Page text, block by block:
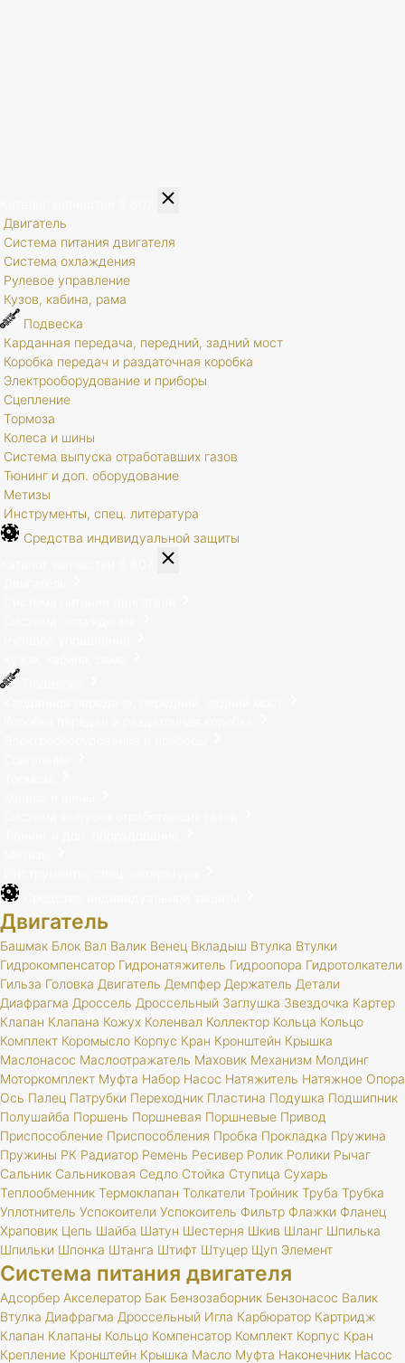
Двигатель
Система питания двигателя
Система охлаждения
Рулевое управление
Кузов, кабина, рама
Подвеска
Карданная передача, передний, задний мост
Коробка передач и раздаточная коробка
Электрооборудование и приборы
Сцепление
Тормоза
Колеса и шины
Система выпуска отработавших газов
Тюнинг и доп. оборудование
Метизы
Инструменты, спец. литература
Средства индивидуальной защиты
Двигатель
Башмак Блок Вал Валик Венец Вкладыш Втулка Втулки
Гидрокомпенсатор Гидронатяжитель Гидроопора Гидротолкатели
Гильза Головка Двигатель Демпфер Держатель Детали
Диафрагма Дроссель Дроссельный Заглушка Звездочка Картер
Клапан Клапана Кожух Коленвал Коллектор Кольца Кольцо
Комплект Коромысло Корпус Кран Кронштейн Крышка
Маслонасос Маслоотражатель Маховик Механизм Молдинг
Моторкомплект Муфта Набор Насос Натяжитель Натяжное Опора
Ось Палец Патрубки Переходник Пластина Подушка Подшипник
Полушайба Поршень Поршневая Поршневые Привод
Приспособление Приспособления Пробка Прокладка Пружина
Пружины РК Радиатор Ремень Ресивер Ролик Ролики Рычаг
Сальник Сальниковая Седло Стойка Ступица Сухарь
Теплообменник Термоклапан Толкатели Тройник Труба Трубка
Уплотнитель Успокоители Успокоитель Фильтр Флажки Фланец
Храповик Цепь Шайба Шатун Шестерня Шкив Шланг Шпилька
Шпильки Шпонка Штанга Штифт Штуцер Щуп Элемент
Система питания двигателя
Адсорбер Акселератор Бак Бензозаборник Бензонасос Валик
Втулка Диафрагма Дроссельный Игла Карбюратор Картридж
Клапан Клапаны Кольцо Компенсатор Комплект Корпус Кран
Крепление Кронштейн Крышка Масло Муфта Наконечник Насос